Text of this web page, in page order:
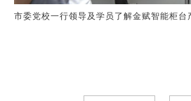
市委党校一行领导及学员了解金赋智能柜台